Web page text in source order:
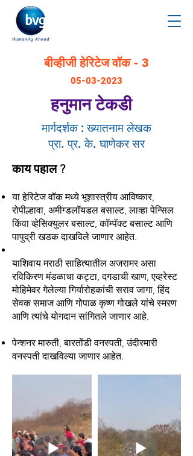
बीव्हीजी हेरिटेज वॉक - 3
05-03-2023
हनुमान टेकडी
मार्गदर्शक : ख्यातनाम लेखक
प्रा. प्र. के. घाणेकर​ सर​
काय पहाल ?
या हेरिटेज वॉक मध्ये भूशास्त्रीय आविष्कार,
रोपील्हावा, अमीग्डलॉयडल बसाल्ट, लाव्हा पेन्सिल
किंवा व्हेसिक्युलर बसाल्ट, कॉम्पॅक्ट बसाल्ट आणि
पापुद्री खडक दाखविले जाणार आहेत.
याशिवाय मराठी साहित्यातील अजरामर असा
रविकिरण मंडळाचा कट्टा, दगडाची खाण, एव्हरेस्ट
मोहिमेवर गेलेल्या गिर्यारोहकांची सराव जागा, हिंद
सेवक समाज आणि गोपाळ कृष्ण गोखले यांचे स्मरण
आणि त्यांचे योगदान सांगितले जाणार आहे.
पेन्शनर मारुती, बारतोंडी वनस्पती, उंदीरमारी
वनस्पती दाखविल्या जाणार आहेत.